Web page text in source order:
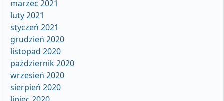
marzec 2021
luty 2021
styczeń 2021
grudzień 2020
listopad 2020
październik 2020
wrzesień 2020
sierpień 2020